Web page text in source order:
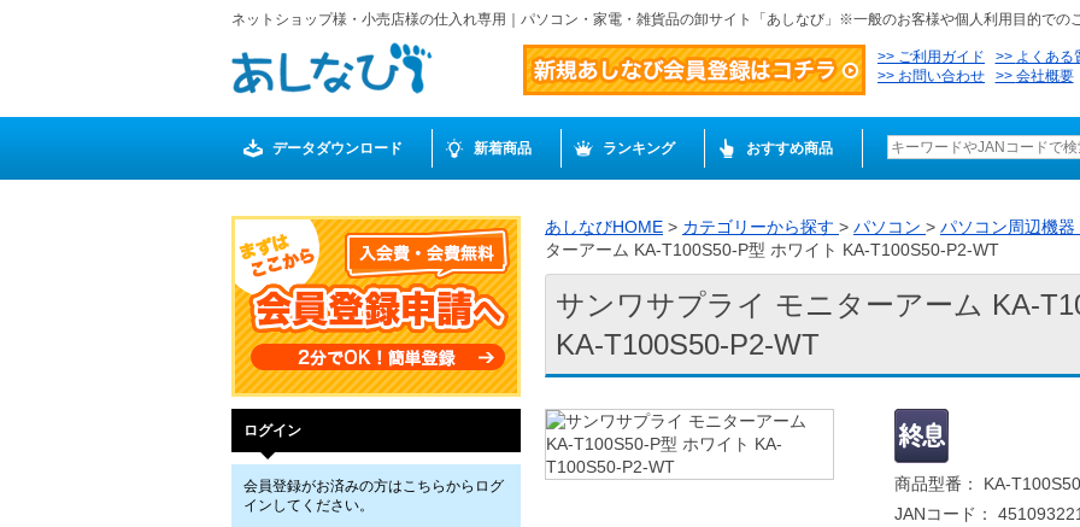
ネットショップ様・小売店様の仕入れ専用｜パソコン・家電・雑貨品の卸サイト「あしなび」※一般のお客様や個人利用目的での
ご利用ガイド
よくある
お問い合わせ
会社概要
データダウンロード 新着商品 ランキング おすすめ商品
ログイン
会員登録がお済みの方はこちらからログ
インしてください。
あしなびHOME > カテゴリーから探す > パソコン > パソコン周辺機器
ターアーム KA-T100S50-P型 ホワイト KA-T100S50-P2-WT
サンワサプライ モニターアーム KA-
KA-T100S50-P2-WT
商品型番： KA-
JANコード：